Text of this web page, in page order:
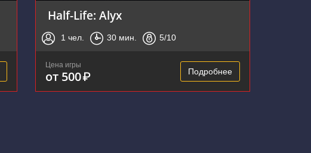
Half-Life: Alyx
1 чел. 30 мин. 5/10
Цена игры
от 500₽ Подробнее